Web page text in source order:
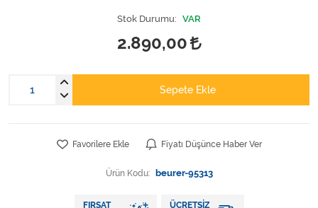
Stok Durumu: VAR
2.890,00
Sepete Ekle
Favorilere Ekle Fiyatı Düşünce Haber Ver
Ürün Kodu: beurer-95313
FIRSAT
ÜCRETSIZ